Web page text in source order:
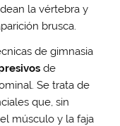
la vértebra y
brusca.
degimnasia
de
Se trata de
que, sin
músculoy lafaja